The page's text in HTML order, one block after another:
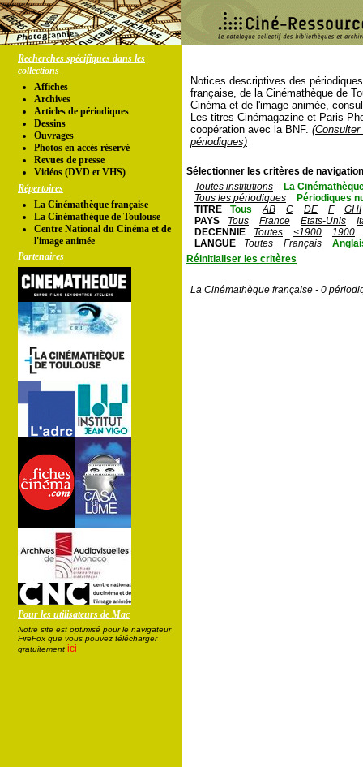
Recherches spécifiques dans les
collections
Affiches
Archives
Articles de périodiques
Dessins
Ouvrages
Photos en accés réservé
Revues de presse
Vidéos (DVD et VHS)
Répertoires
La Cinémathèque française
La Cinémathèque de Toulouse
Centre National du Cinéma et de
l'image animée
Partenaires
Pour les utilisateurs de Mac
Notre site est optimisé pour le navigateur
FireFox que vous pouvez télécharger
gratuitement ici
Notices descriptives des
française, de la Cinémathèque de
Cinéma et de l'image animée,
Les titres Cinémagazine et Paris-
coopération avec la BNF.
périodiques)
Sélectionner les critères de
Toutes institutions
La
Tous les périodiques
Périodiques
TITRE
Tous AB C DE F
GHI
PAYS
Tous France Etats-Unis
DECENNIE
Toutes <1900
1900
LANGUE
Toutes Français
Réinitialiser les critères
La Cinémathèque française - 0